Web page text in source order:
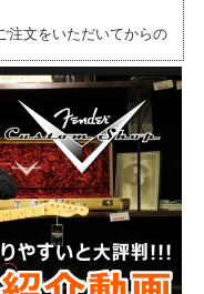
注文をいただいてからの